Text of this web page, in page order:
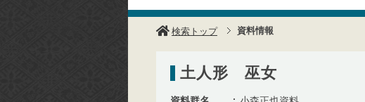
検索トップ 資料情報
土人形 巫女